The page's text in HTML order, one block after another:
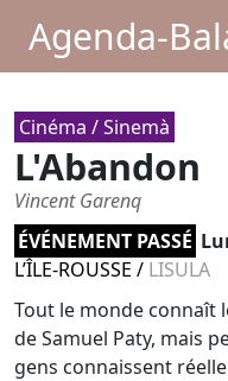
Agenda-
Cinéma / Sinemà
L'Abandon
Vincent Garenq
ÉVÉNEMENT PASSÉ
L’ÎLE-ROUSSE / LISULA
Tout le monde connaît
de Samuel Paty, mais
gens connaissent